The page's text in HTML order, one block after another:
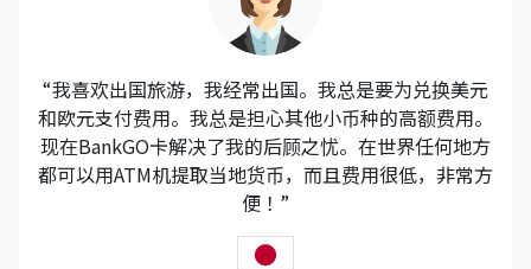
“我喜欢出国旅游，我经常出国。我总是要为兑换美元
和欧元支付费用。我总是担心其他小币种的高额费用。
现在BankGO卡解决了我的后顾之忧。在世界任何地方
都可以用ATM机提取当地货币，而且费用很低，非常方
便！”